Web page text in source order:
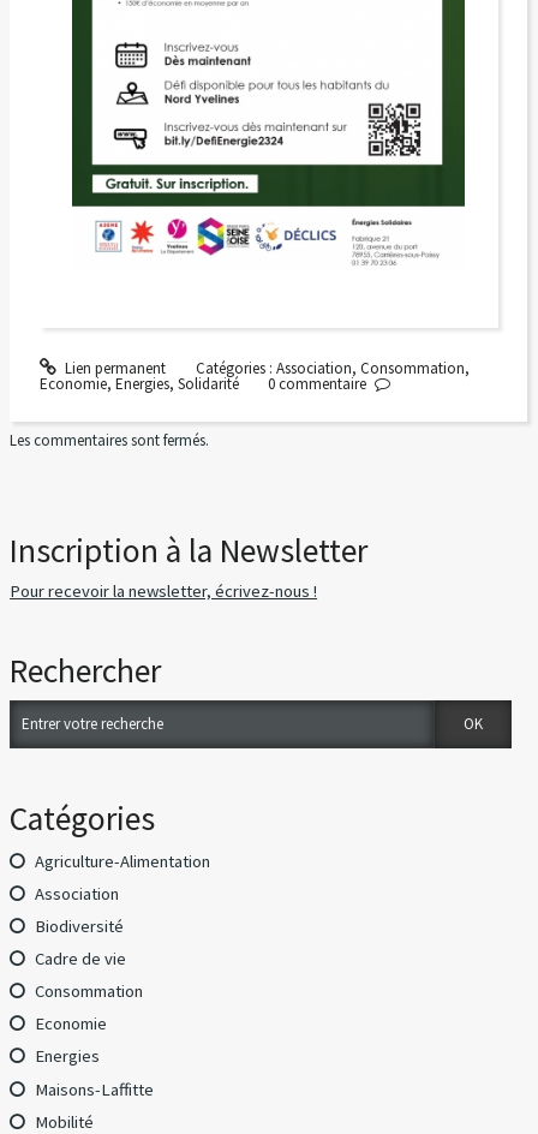
Lien permanent Catégories : Association, Consommation,
Economie, Energies, Solidarité 0commentaire
Les commentaires sont fermés.
Inscription à la Newsletter
Pour recevoir la newsletter, écrivez-nous !
Rechercher
Catégories
Agriculture-Alimentation
Association
Biodiversité
Cadre de vie
Consommation
Economie
Energies
Maisons-Laffitte
Mobilité